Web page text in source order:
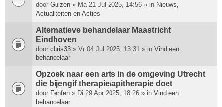
f
t
e
e
n
p
e
i
l
i
n
g
door Guizen » Ma 21 Jul 2025, 14:56 » in Nieuws,
Actualiteiten en Acties
Alternatieve behandelaar Maastricht
Eindhoven
door chris33 » Vr 04 Jul 2025, 13:31 » in Vind een
behandelaar
Opzoek naar een arts in de omgeving Utrecht
die bijengif therapie/apitherapie doet
door Fenfen » Di 29 Apr 2025, 18:26 » in Vind een
behandelaar